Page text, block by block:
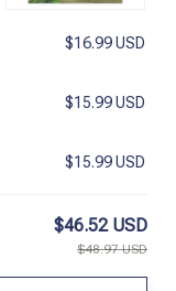
$16.99 USD
$15.99 USD
$15.99 USD
$46.52 USD
$48.97 USD